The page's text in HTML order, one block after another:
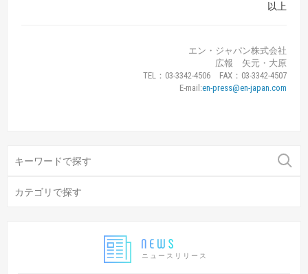
ニュースリリース
以上
エン・ジャパン株式会社
広報 矢元・大原
TEL：03-3342-4506 FAX：03-3342-4507
E-mail:en-press@en-japan.com